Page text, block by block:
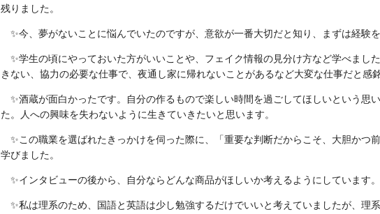
残りました。
✨今、 夢がないことに悩んでいたのですが、 意欲が一番大切だと知り、まずは経験
✨学生の頃にやっておいた方がいいことや、フェイク情報の見分け方など学べまし
きない、協力の必要な仕事で、夜通し家に帰れないことがあるなど大変な仕事だと感
✨酒蔵が面白かったです。自分の作るもので楽しい時間を過ごしてほしいという思
た。
人への興味を失わないように生きていきたいと思います。
✨この職業を選ばれたきっかけを伺った際に、 「重要な判断だからこそ、大胆かつ前
学びました。
✨インタビューの後から、 自分ならどんな商品がほしいか考えるようにしています。
✨私は理系のため、 国語と英語は少し勉強するだけでいいと考えていましたが、理